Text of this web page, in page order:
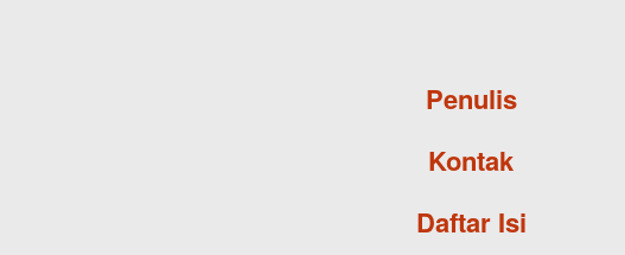
Penulis
Kontak
Daftar Isi